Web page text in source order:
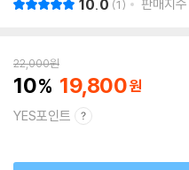
10.0 1 판매지수
22,000원
10 19,800
YES포인트